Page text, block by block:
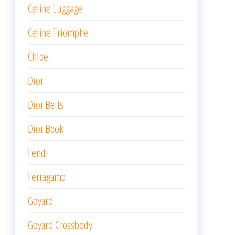
Celine Luggage
Celine Triomphe
Chloe
Dior
Dior Belts
Dior Book
Fendi
Ferragamo
Goyard
Goyard Crossbody